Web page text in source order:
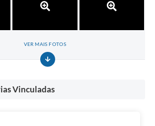
VER MAIS FOTOS
Vinculadas